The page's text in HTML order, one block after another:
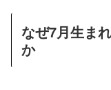
なぜ7月生ま
か